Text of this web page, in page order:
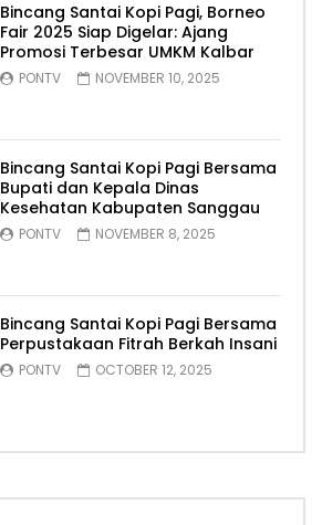
Bincang Santai Kopi Pagi, Borneo
Fair 2025 Siap Digelar: Ajang
Promosi Terbesar UMKM Kalbar
PONTV NOVEMBER 10, 2025
Bincang Santai Kopi Pagi Bersama
Bupati dan Kepala Dinas
Kesehatan Kabupaten Sanggau
PONTV NOVEMBER 8, 2025
Bincang Santai Kopi Pagi Bersama
Perpustakaan Fitrah Berkah Insani
PONTV OCTOBER 12, 2025